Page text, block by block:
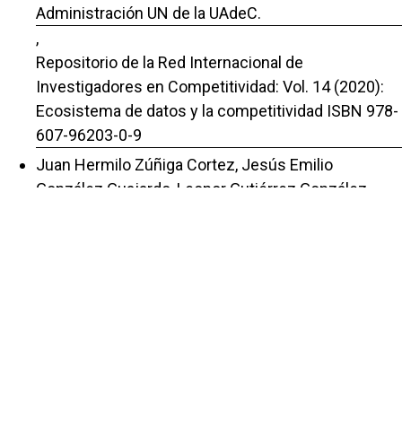
Administración UN de la UAdeC.
,
Repositorio de la Red Internacional de
Investigadores en Competitividad: Vol. 14 (2020):
Ecosistema de datos y la competitividad ISBN 978-
607-96203-0-9
Juan Hermilo Zúñiga Cortez, Jesús Emilio
González Guajardo, Leonor Gutiérrez González,